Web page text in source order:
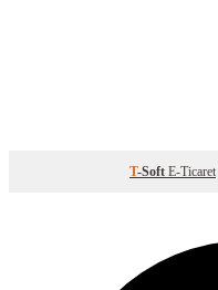
T-Soft E-Ticaret